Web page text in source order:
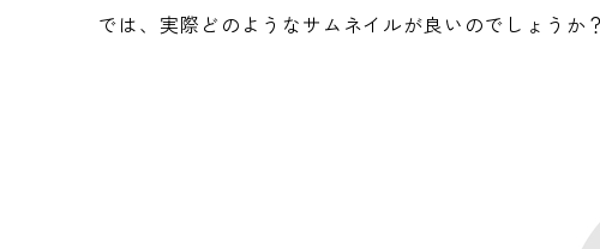
では、実際どのようなサムネイルが良いのでしょうか